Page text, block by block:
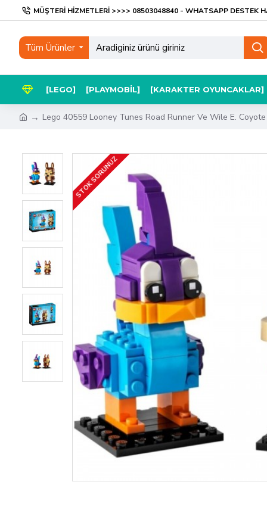
MÜŞTERI HIZMETLERI >>>> 08503048840 - WHATSAPP DESTEK
Tüm Ürünler
[LEGO] [PLAYMOBIL] [KARAKTER OYUNCAKLAR]
Lego 40559 Looney Tunes Road Runner Ve Wile E. Coyote
STOK SORUNUZ